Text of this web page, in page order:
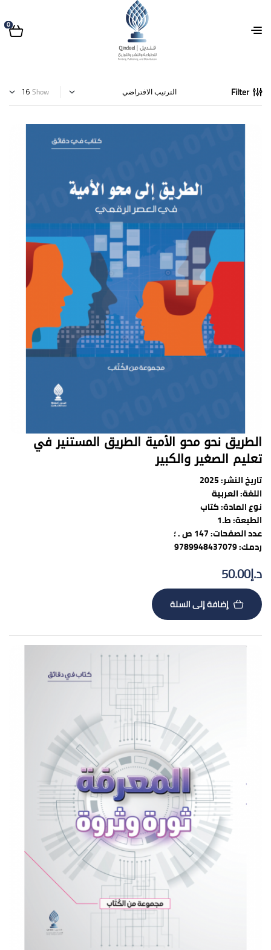
0
Filter
Show
الطريق نحو محو الأمية الطريق المستنير في
تعليم الصغير والكبير
تاريخ النشر:2025
اللغة:العربية
نوع المادة:كتاب
الطبعة: ط.1
عدد الصفحات: 147 ص . ؛
ردمك: 9789948437079
د.إ50.00
إضافة إلى السلة